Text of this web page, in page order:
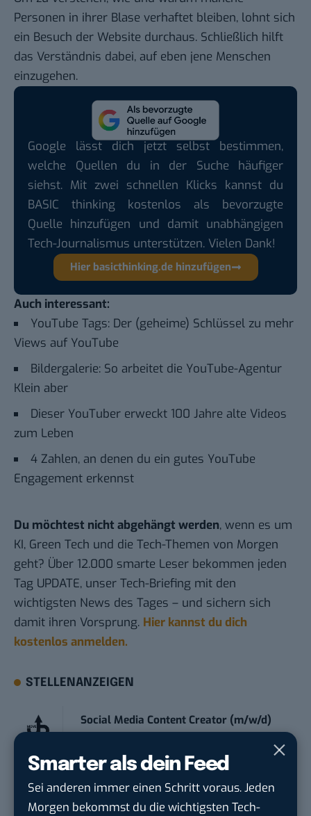
Smarter als dein Feed
Sei anderen immer einen Schritt voraus. Jeden
Morgen bekommst du die wichtigsten Tech-
Personen in ihrer Blase verhaftet bleiben, lohnt sich
ein Besuch der Website durchaus. Schließlich hilft
das Verständnis dabei, auf eben jene Menschen
einzugehen.
Google lässt dich jetzt selbst bestimmen,
welche Quellen du in der Suche häufiger
siehst. Mit zwei schnellen Klicks kannst du
BASIC thinking kostenlos als bevorzugte
Quelle hinzufügen und damit unabhängigen
Tech-Journalismus unterstützen. Vielen Dank!
Hier basicthinking.de hinzufügen
Auch interessant:
YouTube Tags: Der (geheime) Schlüssel zu mehr
Views auf YouTube
Bildergalerie: So arbeitet die YouTube-Agentur
Klein aber
Dieser YouTuber erweckt 100 Jahre alte Videos
zum Leben
4 Zahlen, an denen du ein gutes YouTube
Engagement erkennst
Du möchtest nicht abgehängt werden, wenn es um
KI, Green Tech und die Tech-Themen von Morgen
geht? Über 12.000 smarte Leser bekommen jeden
Tag UPDATE, unser Tech-Briefing mit den
wichtigsten News des Tages – und sichern sich
damit ihren Vorsprung. Hier kannst du dich
kostenlos anmelden.
STELLENANZEIGEN
Social Media Content Creator (m/w/d)
touristische...